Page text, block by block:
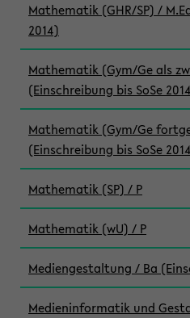
Mathematik (GHR/SP) /
2014)
Mathematik (Gym/Ge als
(Einschreibung bis SoSe
Mathematik (Gym/Ge
(Einschreibung bis SoSe
Mathematik (SP) / P
Mathematik (wU) / P
Mediengestaltung / Ba
Medieninformatik und